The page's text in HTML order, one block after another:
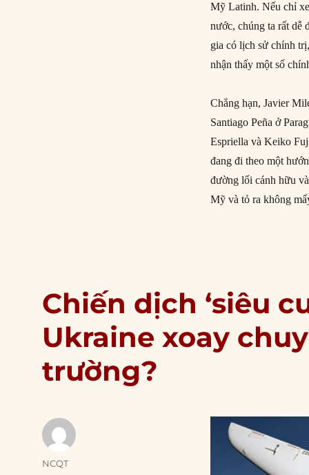
Mỹ Latinh. Nếu chỉ
nước, chúng ta rất dễ
gia có lịch sử chính
nhận thấy một số
Chẳng hạn, Javier
Santiago Peña ở
Espriella và Keiko
đang đi theo một
đường lối cánh hữu
Mỹ và tỏ ra không
Chiến dịch ‘siêu
Ukraine xoay
trường?
Author
NCQT